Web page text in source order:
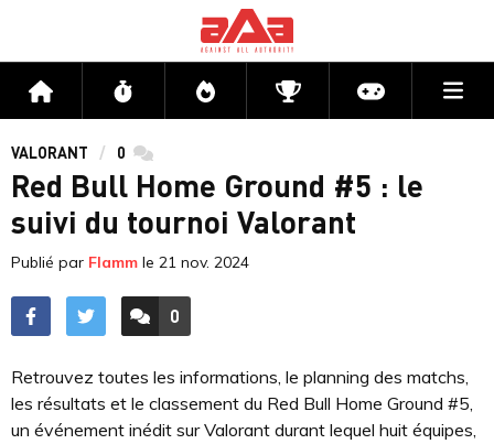
Accueil Flux Directs CompétitionsActu jeux
VALORANT 0 commentaires
Red Bull Home Ground #5 : le
suivi du tournoi Valorant
Publié par Flamm le 21 nov. 2024
ACCÉDER AUX
0
COMMENTAIRES
Retrouvez toutes les informations, le planning des matchs,
les résultats et le classement du Red Bull Home Ground #5,
un événement inédit sur Valorant durant lequel huit équipes,